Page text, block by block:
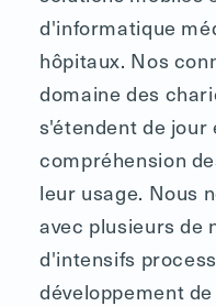
d'informatique
hôpitaux. Nos
domaine des
s'étendent de jour
compréhension
leur usage. Nous
avec plusieurs de
d'intensifs
développement